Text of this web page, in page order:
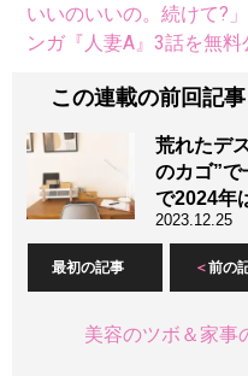
いいのいいの。続けて?
ンガ『人妻A』3話を無料
この連載の前回記事
荒れたデ
のカゴ”で
で2024年
2023.12.25
最初の記事 前の
美容のツボ＆家事